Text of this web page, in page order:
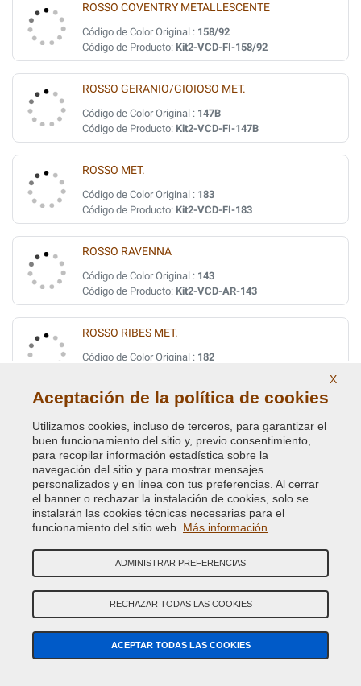
ROSSO COVENTRY METALLESCENTE
Código de Color Original : 158/92
Código de Producto: Kit2-VCD-FI-158/92
ROSSO GERANIO/GIOIOSO MET.
Código de Color Original : 147B
Código de Producto: Kit2-VCD-FI-147B
ROSSO MET.
Código de Color Original : 183
Código de Producto: Kit2-VCD-FI-183
ROSSO RAVENNA
Código de Color Original : 143
Código de Producto: Kit2-VCD-AR-143
ROSSO RIBES MET.
Código de Color Original : 182
Código de Color Original :391B
Código de Producto:Kit2-VCD-FI-391B
VERDE CRYSTAL MET.
Código de Color Original :352
Código de Producto:Kit2-VCD-FI-352
VERDE DERBY METALLESCEN.
Código de Color Original : 340
Código de Producto:Kit2-VCD-FI-340
VERDE DIESEL MET.
X
Aceptación de la política de cookies
Utilizamos cookies, incluso de terceros, para garantizar el
buen funcionamiento del sitio y, previo consentimiento,
para recopilar información estadística sobre la
navegación del sitio y para mostrar mensajes
personalizados y en línea con tus preferencias. Al cerrar
el banner o rechazar la instalación de cookies, solo se
instalarán las cookies técnicas necesarias para el
funcionamiento del sitio web. Más información
ADMINISTRAR PREFERENCIAS
RECHAZAR TODAS LAS COOKIES
ACEPTAR TODAS LAS COOKIES